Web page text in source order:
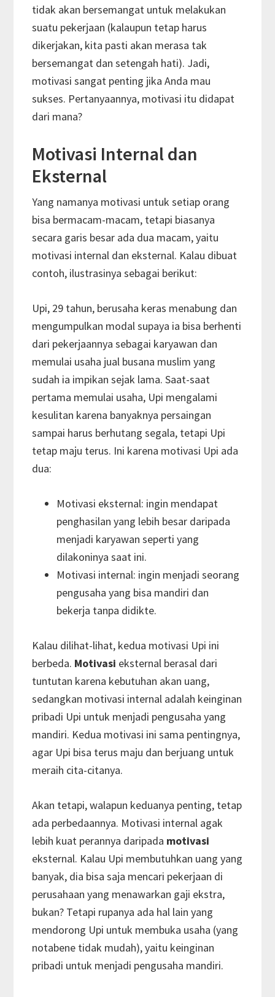
tidak akan bersemangat untuk melakukan
suatu pekerjaan (kalaupun tetap harus
dikerjakan, kita pasti akan merasa tak
bersemangat dan setengah hati). Jadi,
motivasi sangat penting jika Anda mau
sukses. Pertanyaannya, motivasi itu didapat
dari mana?
Motivasi Internal dan
Eksternal
Yang namanya motivasi untuk setiap orang
bisa bermacam-macam, tetapi biasanya
secara garis besar ada dua macam, yaitu
motivasi internal dan eksternal. Kalau dibuat
contoh, ilustrasinya sebagai berikut:
Upi, 29 tahun, berusaha keras menabung dan
mengumpulkan modal supaya ia bisa berhenti
dari pekerjaannya sebagai karyawan dan
memulai usaha jual busana muslim yang
sudah ia impikan sejak lama. Saat-saat
pertama memulai usaha, Upi mengalami
kesulitan karena banyaknya persaingan
sampai harus berhutang segala, tetapi Upi
tetap maju terus. Ini karena motivasi Upi ada
dua:
Motivasi eksternal: ingin mendapat
penghasilan yang lebih besar daripada
menjadi karyawan seperti yang
dilakoninya saat ini.
Motivasi internal: ingin menjadi seorang
pengusaha yang bisa mandiri dan
bekerja tanpa didikte.
Kalau dilihat-lihat, kedua motivasi Upi ini
berbeda. Motivasi eksternal berasal dari
tuntutan karena kebutuhan akan uang,
sedangkan motivasi internal adalah keinginan
pribadi Upi untuk menjadi pengusaha yang
mandiri. Kedua motivasi ini sama pentingnya,
agar Upi bisa terus maju dan berjuang untuk
meraih cita-citanya.
Akan tetapi, walapun keduanya penting, tetap
ada perbedaannya. Motivasi internal agak
lebih kuat perannya daripada motivasi
eksternal. Kalau Upi membutuhkan uang yang
banyak, dia bisa saja mencari pekerjaan di
perusahaan yang menawarkan gaji ekstra,
bukan? Tetapi rupanya ada hal lain yang
mendorong Upi untuk membuka usaha (yang
notabene tidak mudah), yaitu keinginan
pribadi untuk menjadi pengusaha mandiri.